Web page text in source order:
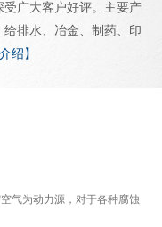
广大客户好评。主要产
排水、冶金、制药、印
绍】
气为动力源，对于各种腐蚀